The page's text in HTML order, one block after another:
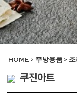
HOME > 주방용품 >
쿠진아트